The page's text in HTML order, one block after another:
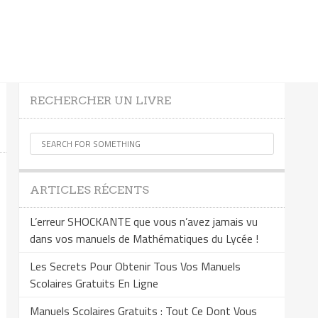
RECHERCHER UN LIVRE
ARTICLES RÉCENTS
L’erreur SHOCKANTE que vous n’avez jamais vu
dans vos manuels de Mathématiques du Lycée !
Les Secrets Pour Obtenir Tous Vos Manuels
Scolaires Gratuits En Ligne
Manuels Scolaires Gratuits : Tout Ce Dont Vous